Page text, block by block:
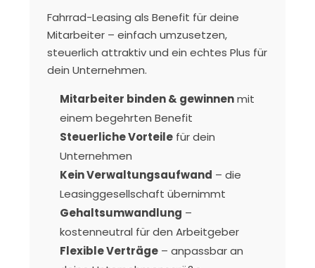
Fahrrad-Leasing als Benefit für deine
Mitarbeiter – einfach umzusetzen,
steuerlich attraktiv und ein echtes Plus für
dein Unternehmen.
Mitarbeiter binden & gewinnenmit
einem begehrten Benefit
Steuerliche Vorteile für dein
Unternehmen
Kein Verwaltungsaufwand – die
Leasinggesellschaft übernimmt
Gehaltsumwandlung –
kostenneutral für den Arbeitgeber
Flexible Verträge – anpassbar an